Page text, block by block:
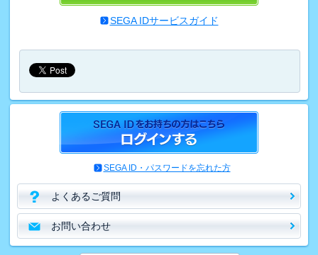
SEGA IDサービスガイド
SEGA ID・パスワードを忘れた方
よくあるご質問
お問い合わせ